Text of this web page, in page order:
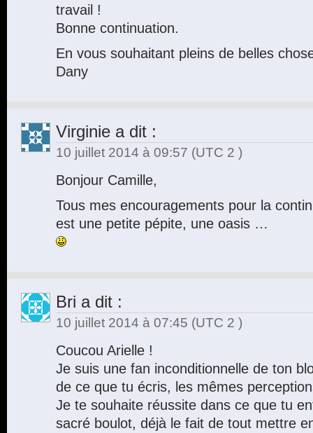
travail !
Bonne continuation.
En vous souhaitant pleins de belles
Dany
Virginie a dit :
10 juillet 2014 à 09:57 (UTC 2 )
Bonjour Camille,
Tous mes encouragements pour la
est une petite pépite, une oasis …
Bri a dit :
10 juillet 2014 à 07:45 (UTC 2 )
Coucou Arielle !
Je suis une fan inconditionnelle de ton
de ce que tu écris, les mêmes
Je te souhaite réussite dans ce que tu
sacré boulot, déjà le fait de tout mettre